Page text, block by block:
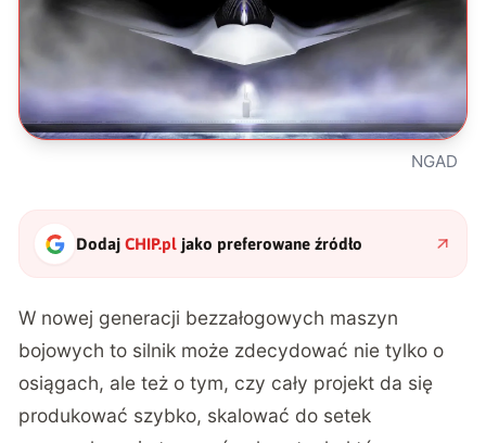
NGAD
DodajCHIP.pl jako preferowane źródło
W nowej generacji bezzałogowych maszyn
bojowych to silnik może zdecydować nie tylko o
osiągach, ale też o tym, czy cały projekt da się
produkować szybko, skalować do setek